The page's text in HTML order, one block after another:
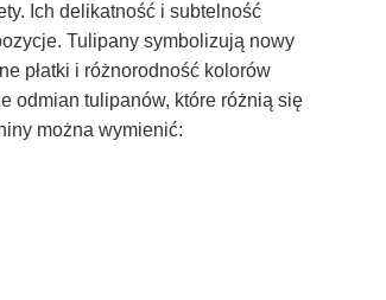
Ich delikatność i subtelność
Tulipany symbolizują nowy
płatki i różnorodność kolorów
odmian tulipanów, które różnią się
można wymienić: